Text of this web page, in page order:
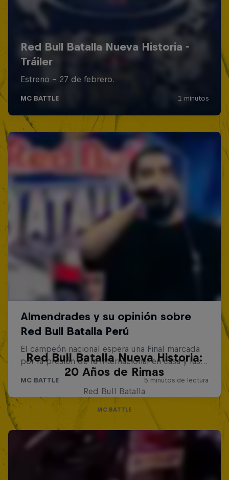
Red Bull Batalla Nueva Historia:
20 Años de Rimas
Red Bull Batalla
MC BATTLE